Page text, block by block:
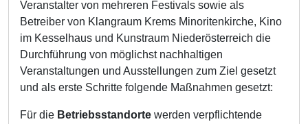
Veranstalter von mehreren Festivals sowie als
Betreiber von Klangraum Krems Minoritenkirche, Kino
im Kesselhaus und Kunstraum Niederösterreich die
Durchführung von möglichst nachhaltigen
Veranstaltungen und Ausstellungen zum Ziel gesetzt
und als erste Schritte folgende Maßnahmen gesetzt:
Für die Betriebsstandorte werden verpflichtende